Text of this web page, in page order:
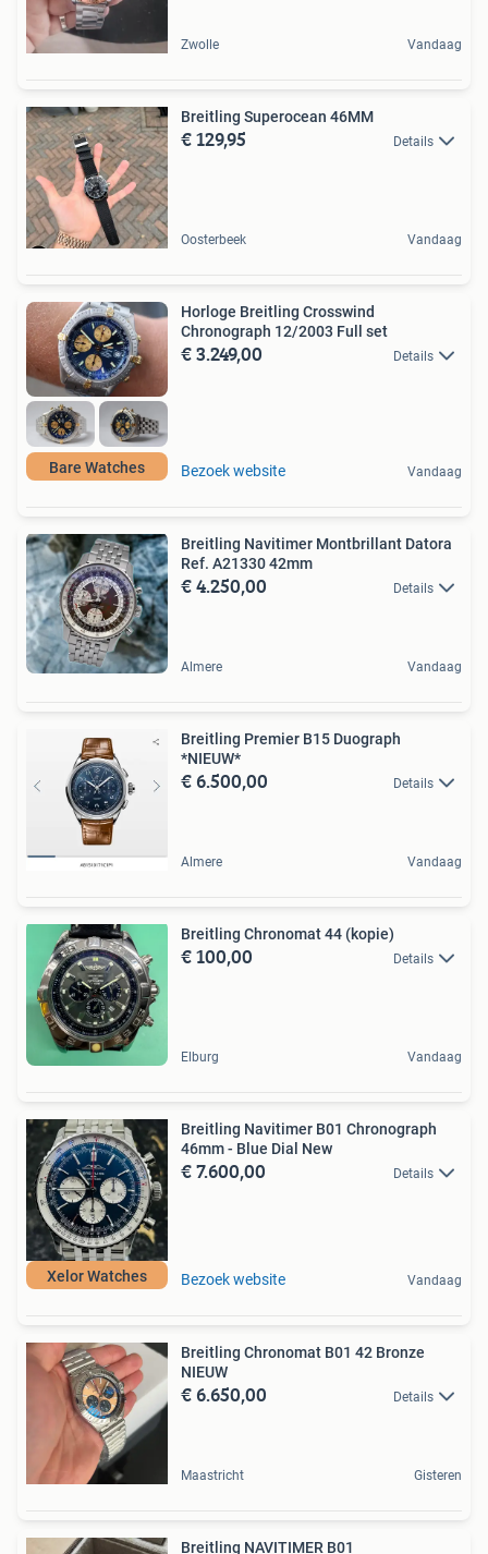
Zwolle Vandaag
Breitling Superocean 46MM
€ 129,95 Details
Oosterbeek Vandaag
Bare Watches
Horloge Breitling Crosswind
Chronograph 12/2003 Full set
€ 3.249,00 Details
Bezoek website Vandaag
Breitling Navitimer Montbrillant Datora
Ref. A21330 42mm
€ 4.250,00 Details
Almere Vandaag
Breitling Premier B15 Duograph
*NIEUW*
€ 6.500,00 Details
Almere Vandaag
Breitling Chronomat 44 (kopie)
€ 100,00 Details
Elburg Vandaag
Xelor Watches
Breitling Navitimer B01 Chronograph
46mm - Blue Dial New
€ 7.600,00 Details
Bezoek website Vandaag
Breitling Chronomat B01 42 Bronze
NIEUW
€ 6.650,00 Details
Maastricht Gisteren
Breitling NAVITIMER B01